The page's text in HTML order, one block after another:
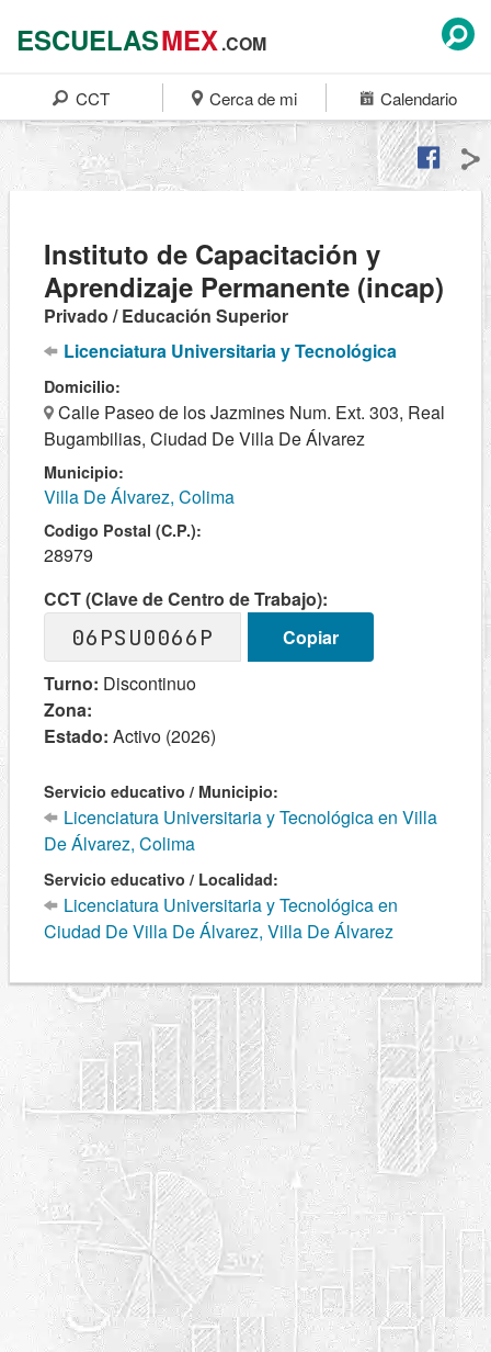
ESCUELASMEX.COM
CCT Cerca de mi Calendario
Instituto de Capacitación y
Aprendizaje Permanente (incap)
Privado / Educación Superior
Licenciatura Universitaria y Tecnológica
Domicilio:
Calle Paseo de los Jazmines Num. Ext. 303, Real
Bugambilias, Ciudad De Villa De Álvarez
Municipio:
Villa De Álvarez, Colima
Codigo Postal (C.P.):
28979
CCT (Clave de Centro de Trabajo):
06PSU0066P
Copiar
Turno: Discontinuo
Zona:
Estado: Activo (2026)
Servicio educativo / Municipio:
Licenciatura Universitaria y Tecnológica en Villa
De Álvarez, Colima
Servicio educativo / Localidad:
Licenciatura Universitaria y Tecnológica en
Ciudad De Villa De Álvarez, Villa De Álvarez